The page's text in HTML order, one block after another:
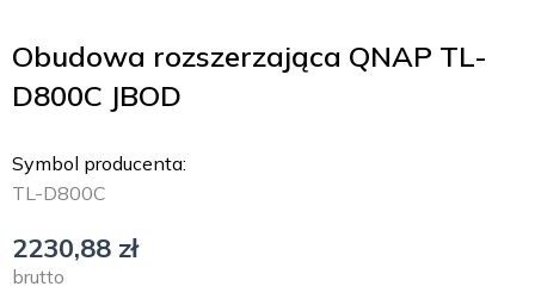
Obudowa rozszerzająca QNAP TL-
D800C JBOD
Symbol producenta:
TL-D800C
2230,88 zł
brutto